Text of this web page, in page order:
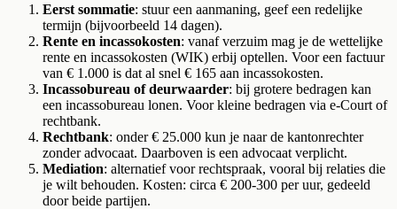
Eerst sommatie: stuur een aanmaning, geef een redelijke
termijn (bijvoorbeeld 14 dagen).
Rente en incassokosten: vanaf verzuim mag je de wettelijke
rente en incassokosten (WIK) erbij optellen. Voor een factuur
van € 1.000 is dat al snel € 165 aan incassokosten.
Incassobureau of deurwaarder: bij grotere bedragen kan
een incassobureau lonen. Voor kleine bedragen via e-Court of
rechtbank.
Rechtbank: onder € 25.000 kun je naar de kantonrechter
zonder advocaat. Daarboven is een advocaat verplicht.
Mediation: alternatief voor rechtspraak, vooral bij relaties die
je wilt behouden. Kosten: circa € 200-300 per uur, gedeeld
door beide partijen.